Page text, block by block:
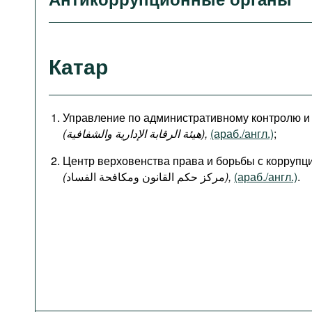
Катар
Управление по административному контролю и
(هيئة الرقابة الإدارية والشفافية), (араб./англ.);
Центр верховенства права и борьбы с
(مركز حكم القانون ومكافحة الفساد), (араб./англ.).